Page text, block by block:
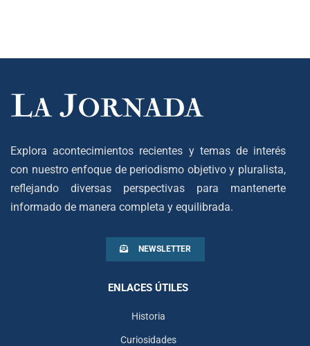
Explora acontecimientos recientes y temas de interés
con nuestro enfoque de periodismo objetivo y pluralista,
reflejando diversas perspectivas para mantenerte
informado de manera completa y equilibrada.
NEWSLETTER
ENLACES ÚTILES
Historia
Curiosidades